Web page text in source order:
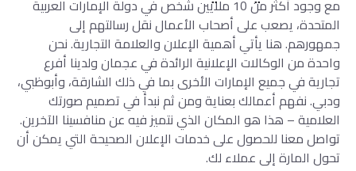
مع وجود أكثر من 10 ملايين شخص في دولة الإمارات العربية
المتحدة، يصعب على أصحاب الأعمال نقل رسالتهم إلى
جمهورهم. هنا يأتي أهمية الإعلان والعلامة التجارية. نحن
واحدة من الوكالات الإعلانية الرائدة في عجمان ولدينا أفرع
تجارية في جميع الإمارات الأخرى بما في ذلك الشارقة، وأبوظبي،
ودبي. نفهم أعمالك بعناية ومن ثم نبدأ في تصميم صورتك
العلامية – هذا هو المكان الذي نتميز فيه عن منافسينا الآخرين.
تواصل معنا للحصول على خدمات الإعلان الصحيحة التي يمكن أن
تحول المارة إلى عملاء لك.